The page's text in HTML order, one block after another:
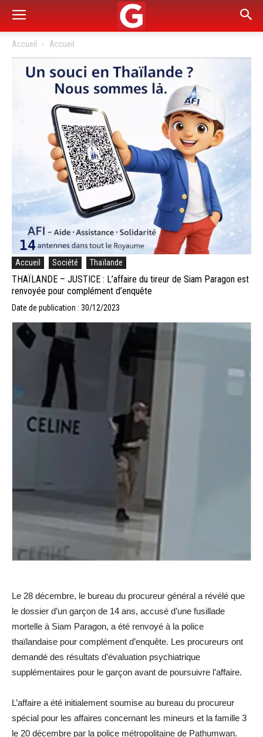
Accueil Accueil
Accueil Société Thaïlande
THAÏLANDE – JUSTICE : L’affaire du tireur de Siam Paragon est
renvoyée pour complément d’enquête
Date de publication : 30/12/2023
Le 28 décembre, le bureau du procureur général a révélé que
le dossier d’un garçon de 14 ans, accusé d’une fusillade
mortelle à Siam Paragon, a été renvoyé à la police
thaïlandaise pour complément d’enquête. Les procureurs ont
demandé des résultats d’évaluation psychiatrique
supplémentaires pour le garçon avant de poursuivre l’affaire.
L’affaire a été initialement soumise au bureau du procureur
spécial pour les affaires concernant les mineurs et la famille 3
le 20 décembre par la police métropolitaine de Pathumwan.